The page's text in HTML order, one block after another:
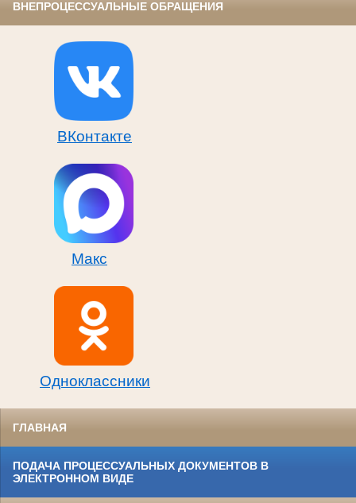
ВНЕПРОЦЕССУАЛЬНЫЕ ОБРАЩЕНИЯ
ВКонтакте
Макс
Одноклассники
ГЛАВНАЯ
ПОДАЧА ПРОЦЕССУАЛЬНЫХ ДОКУМЕНТОВ В
ЭЛЕКТРОННОМ ВИДЕ